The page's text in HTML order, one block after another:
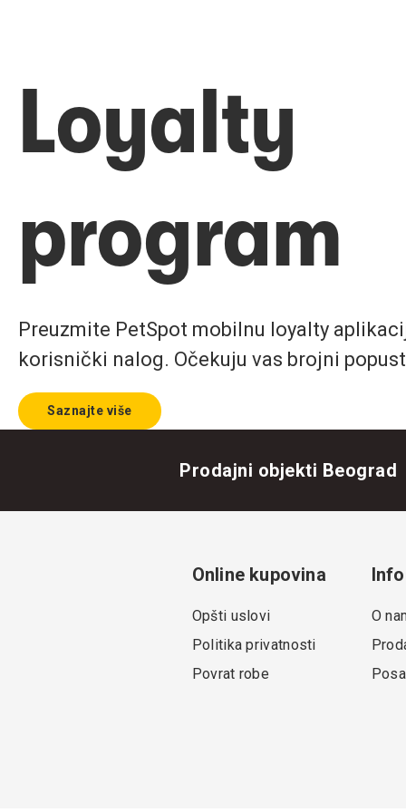
Loyalty
program
Preuzmite PetSpot mobilnu loyalty
korisnički nalog. Očekuju vas brojni
Saznajte više
Prodajni objekti Beograd
Online kupovina
Opšti uslovi
Politika privatnosti
Povrat robe
Info
O